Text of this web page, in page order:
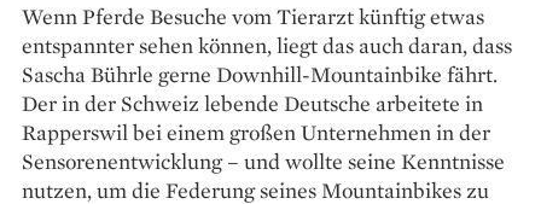
Wenn Pferde Besuche vom Tierarzt künftig ­etwas
entspannter sehen können, liegt das auch daran, dass
Sascha Bührle gerne Downhill-Mountainbike fährt.
Der in der Schweiz lebende Deutsche arbeitete in
Rapperswil bei einem großen Unternehmen in der
Sensorenentwicklung – und wollte seine Kenntnisse
nutzen, um die Federung seines Mountainbikes zu